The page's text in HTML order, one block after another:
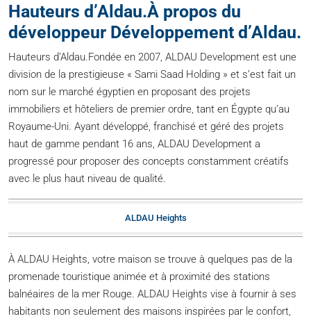
Hauteurs d’Aldau.À propos du
développeur Développement d’Aldau.
Hauteurs d’Aldau.Fondée en 2007, ALDAU Development est une
division de la prestigieuse « Sami Saad Holding » et s’est fait un
nom sur le marché égyptien en proposant des projets
immobiliers et hôteliers de premier ordre, tant en Égypte qu’au
Royaume-Uni. Ayant développé, franchisé et géré des projets
haut de gamme pendant 16 ans, ALDAU Development a
progressé pour proposer des concepts constamment créatifs
avec le plus haut niveau de qualité.
ALDAU Heights
À ALDAU Heights, votre maison se trouve à quelques pas de la
promenade touristique animée et à proximité des stations
balnéaires de la mer Rouge. ALDAU Heights vise à fournir à ses
habitants non seulement des maisons inspirées par le confort,